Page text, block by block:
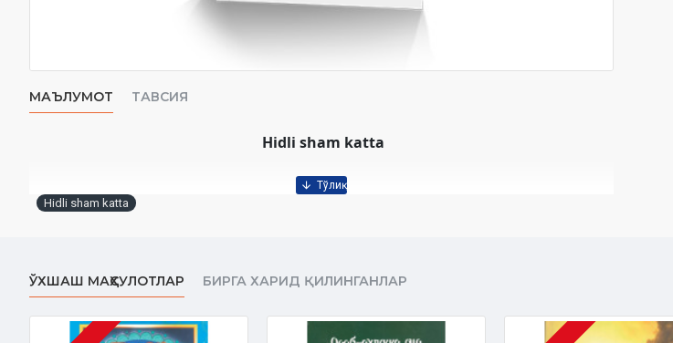
МАЪЛУМОТ ТАВСИЯ
Hidli sham katta
Hidli sham katta
ЎХШАШ МАҲСУЛОТЛАР БИРГА ХАРИД ҚИЛИНГАНЛАР